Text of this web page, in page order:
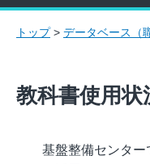
トップ> データベース（
教科書使用状
基盤整備センター